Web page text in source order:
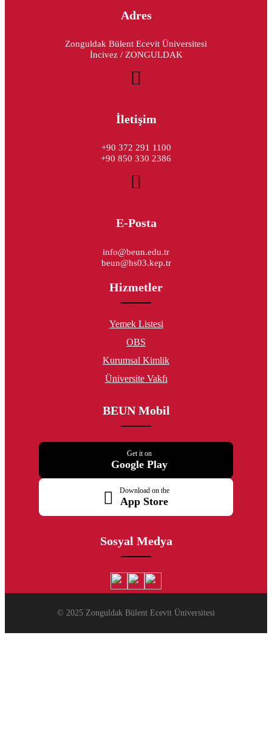
Adres
Zonguldak Bülent Ecevit Üniversitesi
İncivez / ZONGULDAK
İletişim
+90 372 291 1100
+90 850 330 2386
E-Posta
info@beun.edu.tr
beun@hs03.kep.tr
Hizmetler
Yemek Listesi
OBS
Kurumsal Kimlik
Üniversite Vakfı
BEUN Mobil
Get it on
Google Play
Download on the
App Store
Sosyal Medya
© 2025 Zonguldak Bülent Ecevit Üniversitesi